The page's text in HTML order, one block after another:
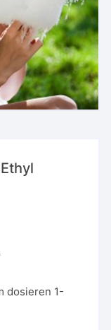
dosieren 1-